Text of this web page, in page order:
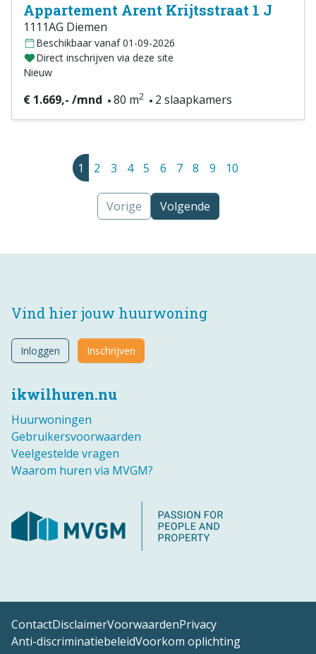
Appartement Arent Krijtsstraat 1 J
1111AG Diemen
Beschikbaar vanaf 01-09-2026
Direct inschrijven via deze site
Nieuw
€ 1.669,- /mnd 80 m2 2 slaapkamers
1 2 3 4 5 6 7 8 9 10
Vorige Volgende
ikwilhuren.nu
Huurwoningen
Gebruikersvoorwaarden
Veelgestelde vragen
Waarom huren via MVGM?
Vind hier jouw huurwoning
Inloggen Inschrijven
ContactDisclaimerVoorwaardenPrivacy
Anti-discriminatiebeleidVoorkom oplichting